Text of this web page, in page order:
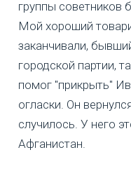
группы советников
Мой хороший
заканчивали,
городской партии,
помог "прикрыть"
огласки. Он
случилось. У него
Афганистан.